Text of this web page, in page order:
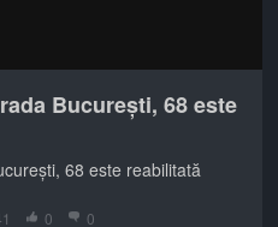
București, 68 este
68 este reabilitată
0 0